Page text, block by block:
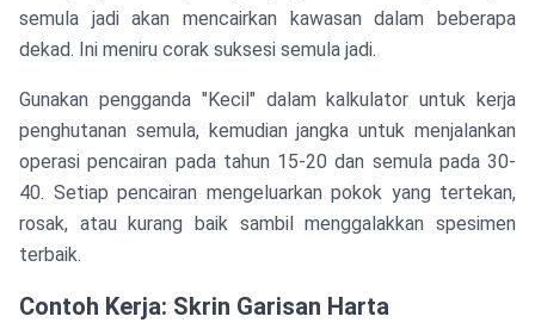
semula jadi akan mencairkan kawasan dalam beberapa
dekad. Ini meniru corak suksesi semula jadi.
Gunakan pengganda "Kecil" dalam kalkulator untuk kerja
penghutanan semula, kemudian jangka untuk menjalankan
operasi pencairan pada tahun 15-20 dan semula pada 30-
40. Setiap pencairan mengeluarkan pokok yang tertekan,
rosak, atau kurang baik sambil menggalakkan spesimen
terbaik.
Contoh Kerja: Skrin Garisan Harta